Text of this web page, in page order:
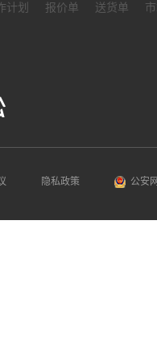
计划 报价单 送货单
隐私政策 公安